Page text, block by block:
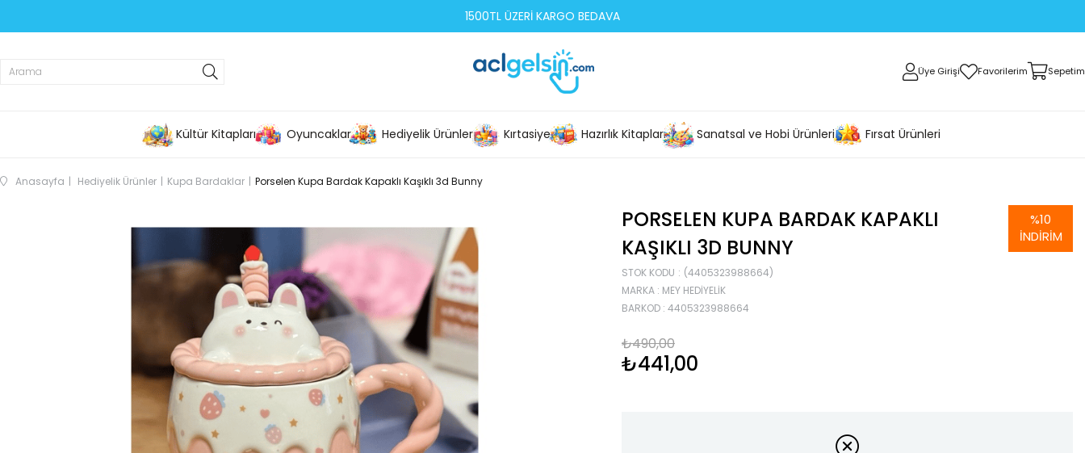
1500TL ÜZERİ KARGO BEDAVA
Üye Girişi Favorilerim Sepetim
Kültür Kitapları Oyuncaklar Hediyelik Ürünler Kırtasiye Hazırlık Kitapları Sanatsal ve Hobi Ürünleri Fırsat Ürünleri
Anasayfa Hediyelik Ürünler Kupa Bardaklar Porselen Kupa Bardak Kapaklı Kaşıklı 3d Bunny
PORSELEN KUPA BARDAK KAPAKLI
KAŞIKLI 3D BUNNY
STOK KODU
(4405323988664)
MARKA : MEY HEDIYELIK
BARKOD : 4405323988664
₺490,00
₺441,00
%10
İNDIRIM